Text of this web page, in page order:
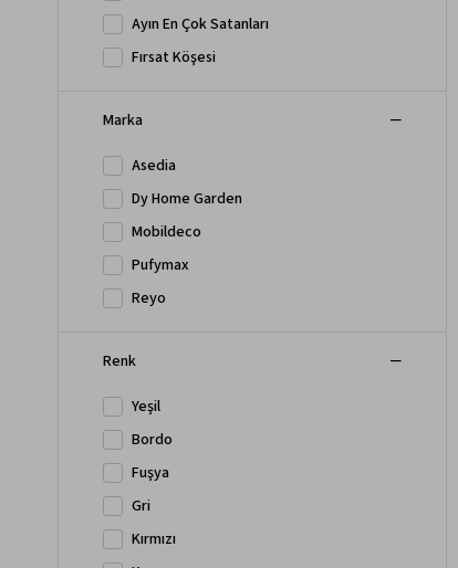
Ayın En Çok Satanları
Fırsat Köşesi
Marka
Asedia
Dy Home Garden
Mobildeco
Pufymax
Reyo
Renk
Yeşil
Bordo
Fuşya
Gri
Kırmızı